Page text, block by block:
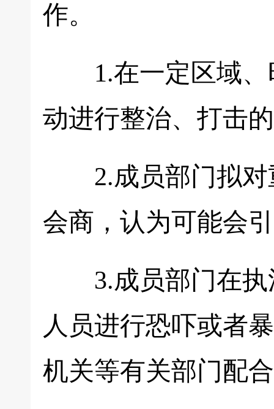
作。
1.在一定区域、
动进行整治、打击
2.成员部门拟对
会商，认为可能会
3.成员部门在执
人员进行恐吓或者
机关等有关部门配